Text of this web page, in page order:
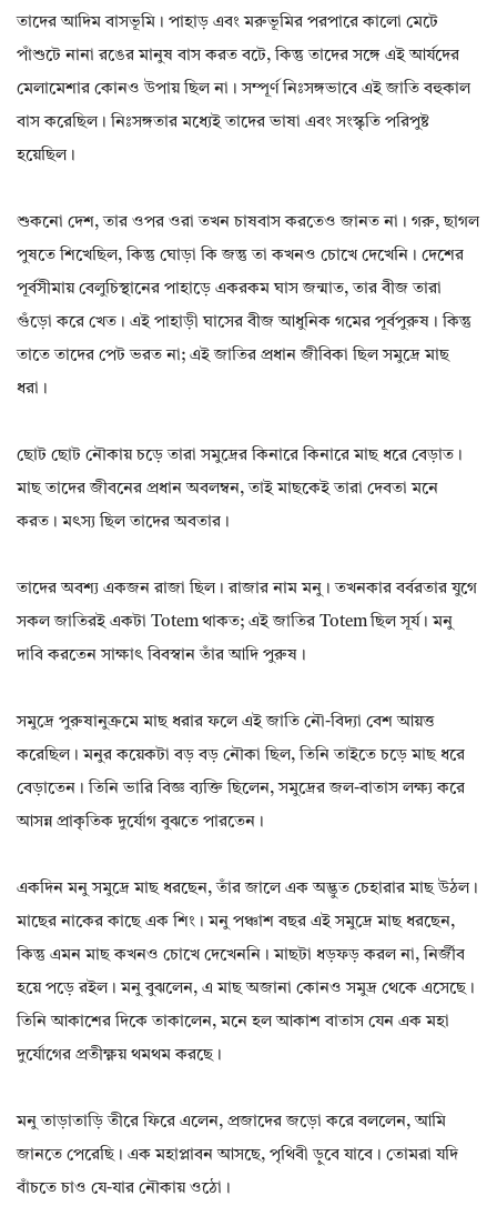
তাদের আদিম বাসভূমি। পাহাড় এবং মরুভূমির পরপারে কালো মেটে
পাঁশুটে নানা রঙের মানুষ বাস করত বটে, কিন্তু তাদের সঙ্গে এই আর্যদের
মেলামেশার কোনও উপায় ছিল না। সম্পূর্ণ নিঃসঙ্গভাবে এই জাতি বহুকাল
বাস করেছিল। নিঃসঙ্গতার মধ্যেই তাদের ভাষা এবং সংস্কৃতি পরিপুষ্ট
হয়েছিল।
শুকনো দেশ, তার ওপর ওরা তখন চাষবাস করতেও জানত না। গরু, ছাগল
পুষতে শিখেছিল, কিন্তু ঘোড়া কি জন্তু তা কখনও চোখে দেখেনি। দেশের
পূর্বসীমায় বেলুচিস্থানের পাহাড়ে একরকম ঘাস জন্মাত, তার বীজ তারা
গুঁড়ো করে খেত। এই পাহাড়ী ঘাসের বীজ আধুনিক গমের পূর্বপুরুষ। কিন্তু
তাতে তাদের পেট ভরত না; এই জাতির প্রধান জীবিকা ছিল সমুদ্রে মাছ
ধরা।
ছোট ছোট নৌকায় চড়ে তারা সমুদ্রের কিনারে কিনারে মাছ ধরে বেড়াত।
মাছ তাদের জীবনের প্রধান অবলম্বন, তাই মাছকেই তারা দেবতা মনে
করত। মৎস্য ছিল তাদের অবতার।
তাদের অবশ্য একজন রাজা ছিল। রাজার নাম মনু। তখনকার বর্বরতার যুগে
সকল জাতিরই একটা Totem থাকত; এই জাতির Totem ছিল সূর্য। মনু
দাবি করতেন সাক্ষাৎ বিবস্বান তাঁর আদি পুরুষ।
সমুদ্রে পুরুষানুক্রমে মাছ ধরার ফলে এই জাতি নৌ-বিদ্যা বেশ আয়ত্ত
করেছিল। মনুর কয়েকটা বড় বড় নৌকা ছিল, তিনি তাইতে চড়ে মাছ ধরে
বেড়াতেন। তিনি ভারি বিজ্ঞ ব্যক্তি ছিলেন, সমুদ্রের জল-বাতাস লক্ষ্য করে
আসন্ন প্রাকৃতিক দুর্যোগ বুঝতে পারতেন।
একদিন মনু সমুদ্রে মাছ ধরছেন, তাঁর জালে এক অদ্ভুত চেহারার মাছ উঠল।
মাছের নাকের কাছে এক শিং। মনু পঞ্চাশ বছর এই সমুদ্রে মাছ ধরছেন,
কিন্তু এমন মাছ কখনও চোখে দেখেননি। মাছটা ধড়ফড় করল না, নির্জীব
হয়ে পড়ে রইল। মনু বুঝলেন, এ মাছ অজানা কোনও সমুদ্র থেকে এসেছে।
তিনি আকাশের দিকে তাকালেন, মনে হল আকাশ বাতাস যেন এক মহা
দুর্যোগের প্রতীক্ষ্ণয় থমথম করছে।
মনু তাড়াতাড়ি তীরে ফিরে এলেন, প্রজাদের জড়ো করে বললেন, আমি
জানতে পেরেছি। এক মহাপ্লাবন আসছে, পৃথিবী ড়ুবে যাবে। তোমরা যদি
বাঁচতে চাও যে-যার নৌকায় ওঠো।